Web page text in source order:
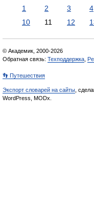
1 2 3 4
10
11 12
© Академик, 2000-2026
Обратная связь: Техподдержка
👣 Путешествия
Экспорт словарей на сайты ,
WordPress, MODx.